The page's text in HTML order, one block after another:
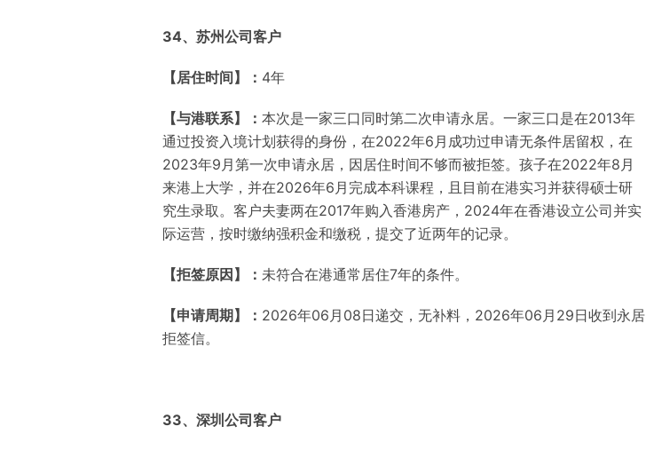
34、苏州公司客户
【居住时间】： 4年
【与港联系】： 本次是一家三口同时第二次申请永居。一家三口是在2013年
通过投资入境计划获得的身份，在2022年6月成功过申请无条件居留权，在
2023年9月第一次申请永居，因居住时间不够而被拒签。孩子在2022年8月
来港上大学，并在2026年6月完成本科课程，且目前在港实习并获得硕士研
究生录取。客户夫妻两在2017年购入香港房产，2024年在香港设立公司并实
际运营，按时缴纳强积金和缴税，提交了近两年的记录。
【拒签原因】： 未符合在港通常居住7年的条件。
【申请周期】： 2026年06月08日递交，无补料，2026年06月29日收到永居
拒签信。
33、深圳公司客户